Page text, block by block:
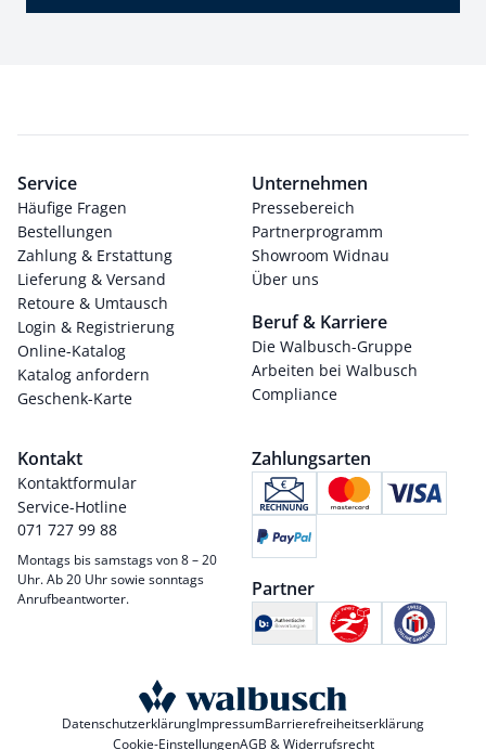
Service
Häufige Fragen
Bestellungen
Zahlung & Erstattung
Lieferung & Versand
Retoure & Umtausch
Login & Registrierung
Online-Katalog
Katalog anfordern
Geschenk-Karte
Unternehmen
Pressebereich
Partnerprogramm
Showroom Widnau
Über uns
Beruf & Karriere
Die Walbusch-Gruppe
Arbeiten bei Walbusch
Compliance
Kontakt
Kontaktformular
Service-Hotline
071 727 99 88
Montags bis samstags von 8 – 20
Uhr. Ab 20 Uhr sowie sonntags
Anrufbeantworter.
Zahlungsarten
Partner
DatenschutzerklärungImpressumBarrierefreiheitserklärung
Cookie-EinstellungenAGB & Widerrufsrecht